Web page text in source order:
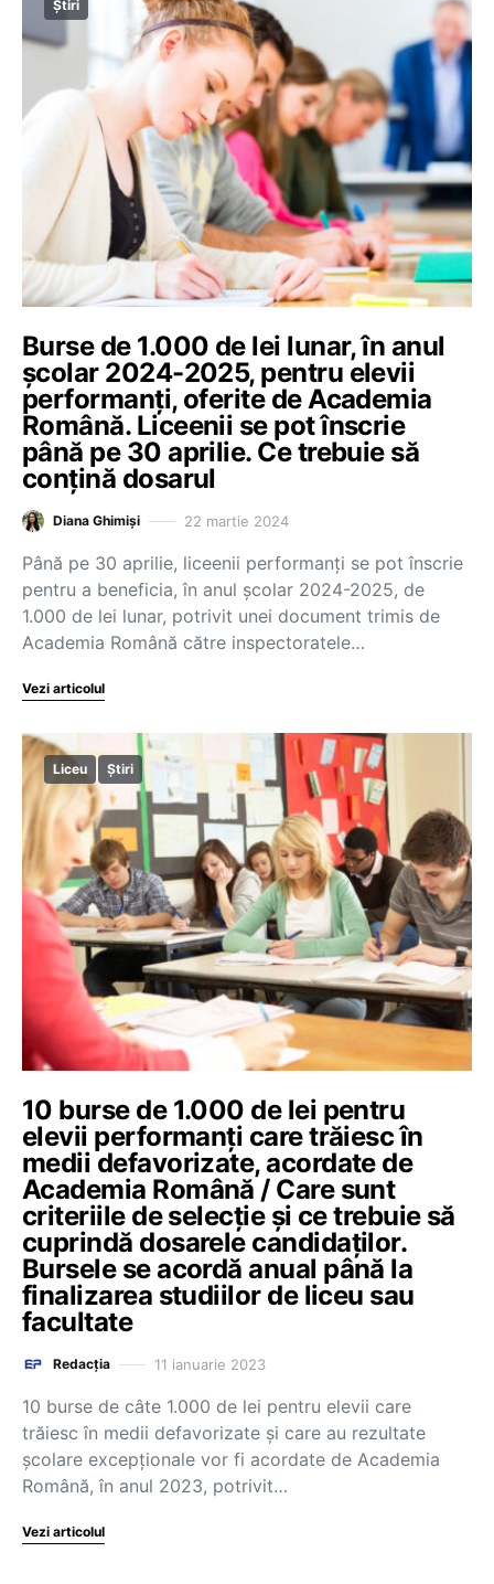
Știri
Burse de 1.000 de lei lunar, în anul
școlar 2024-2025, pentru elevii
performanți, oferite de Academia
Română. Liceenii se pot înscrie
până pe 30 aprilie. Ce trebuie să
conțină dosarul
Diana Ghimiși 22 martie 2024
Până pe 30 aprilie, liceenii performanți se pot înscrie
pentru a beneficia, în anul școlar 2024-2025, de
1.000 de lei lunar, potrivit unei document trimis de
Academia Română către inspectoratele…
Vezi articolul
Liceu Știri
10 burse de 1.000 de lei pentru
elevii performanți care trăiesc în
medii defavorizate, acordate de
Academia Română / Care sunt
criteriile de selecție și ce trebuie să
cuprindă dosarele candidaților.
Bursele se acordă anual până la
finalizarea studiilor de liceu sau
facultate
Redacția 11 ianuarie 2023
10 burse de câte 1.000 de lei pentru elevii care
trăiesc în medii defavorizate și care au rezultate
școlare excepționale vor fi acordate de Academia
Română, în anul 2023, potrivit…
Vezi articolul